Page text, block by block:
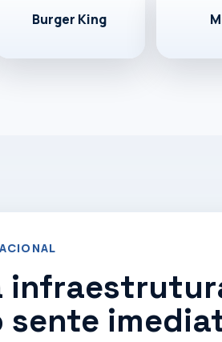
reduzir falhas e sustentar o
Ver projetos para varejo
Burger King
sente